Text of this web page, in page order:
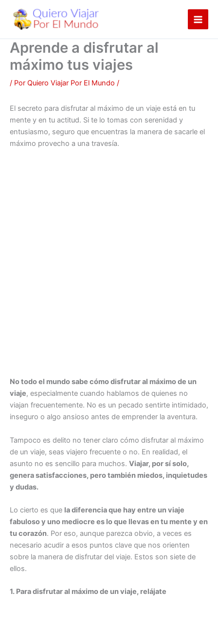
contenido
Aprende a disfrutar al
máximo tus viajes
/ Por Quiero Viajar Por El Mundo /
El secreto para disfrutar al máximo de un viaje está en tu
mente y en tu actitud. Si te lo tomas con serenidad y
entusiasmo, seguro que encuentras la manera de sacarle el
máximo provecho a una travesía.
No todo el mundo sabe cómo disfrutar al máximo de un
viaje, especialmente cuando hablamos de quienes no
viajan frecuentemente. No es un pecado sentirte intimidado,
inseguro o algo ansioso antes de emprender la aventura.
Tampoco es delito no tener claro cómo disfrutar al máximo
de un viaje, seas viajero frecuente o no. En realidad, el
asunto no es sencillo para muchos. Viajar, por sí solo,
genera satisfacciones, pero también miedos, inquietudes
y dudas.
Lo cierto es que la diferenciaque hay entre un viaje
fabuloso y uno mediocre es lo que llevas en tu mente y en
tu corazón. Por eso, aunque parezca obvio, a veces es
necesario acudir a esos puntos clave que nos orienten
sobre la manera de disfrutar del viaje. Estos son siete de
ellos.
1. Para disfrutar al máximo de un viaje, relájate